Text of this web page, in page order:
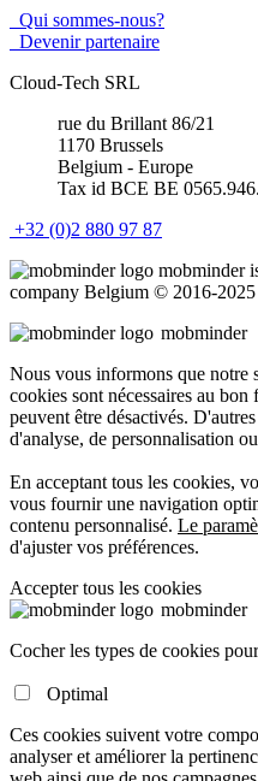
Qui sommes-nous?
Devenir partenaire
Cloud-Tech SRL
rue du Brillant 86/21
1170 Brussels
Belgium - Europe
Tax id BCE BE
+32 (0)2 880 97 87
mobminder
company Belgium © 2016-2025
mobminder
Nous vous informons que notre
cookies sont nécessaires au
peuvent être désactivés.
d'analyse, de personnalisation
En acceptant tous les cookies,
vous fournir une navigation
contenu personnalisé. Le
d'ajuster vos préférences.
Accepter tous les cookies
mobminder
Cocher les types de cookies
Optimal
Ces cookies suivent votre
analyser et améliorer la